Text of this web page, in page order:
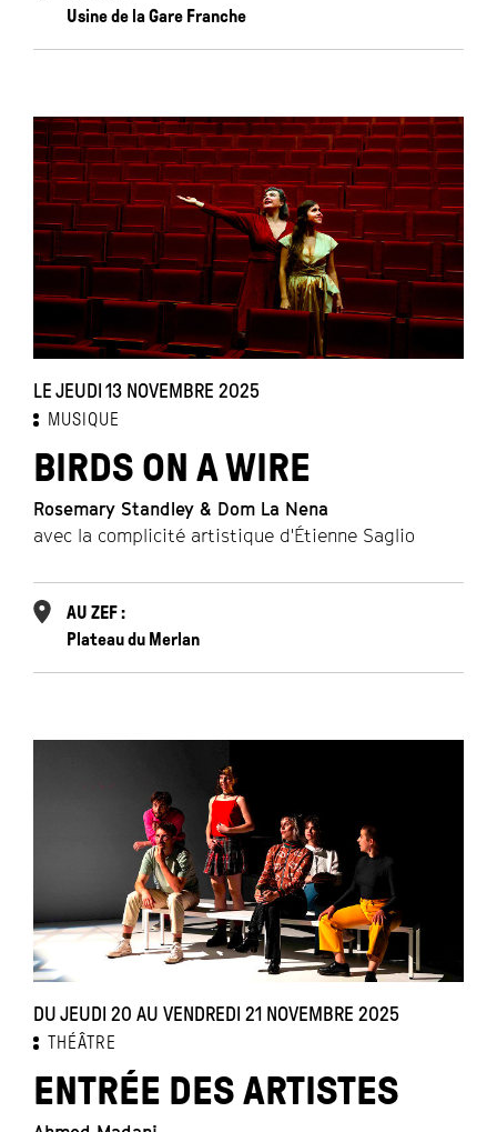
Usine de la Gare Franche
LE JEUDI 13 NOVEMBRE 2025
MUSIQUE
BIRDS ON A WIRE
Rosemary Standley & Dom La Nena
avec la complicité artistique d'Étienne Saglio
AU ZEF :
Plateau du Merlan
DU JEUDI 20 AU VENDREDI 21 NOVEMBRE 2025
THÉÂTRE
ENTRÉE DES ARTISTES